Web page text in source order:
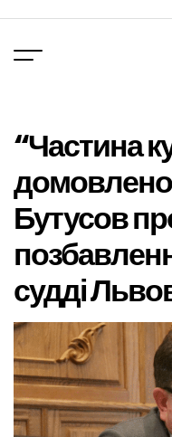
вмісту
“Частина
Бутусов
судді